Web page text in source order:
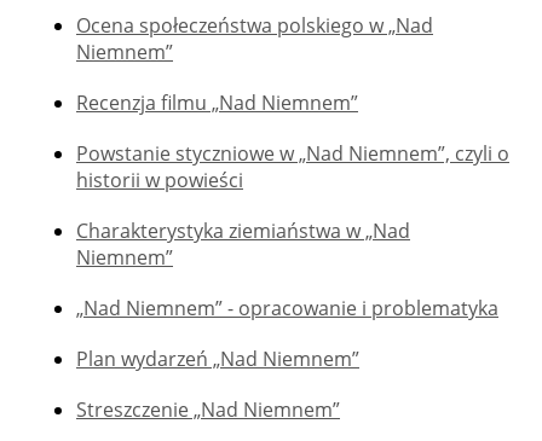
Ocena społeczeństwa polskiego w „Nad
Niemnem”
Recenzja filmu „Nad Niemnem”
Powstanie styczniowe w „Nad Niemnem”, czyli o
historii w powieści
Charakterystyka ziemiaństwa w „Nad
Niemnem”
„Nad Niemnem” - opracowanie i problematyka
Plan wydarzeń „Nad Niemnem”
Streszczenie „Nad Niemnem”